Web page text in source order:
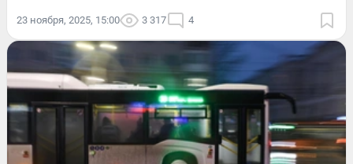
23 ноября, 2025, 15:00 3 317 4